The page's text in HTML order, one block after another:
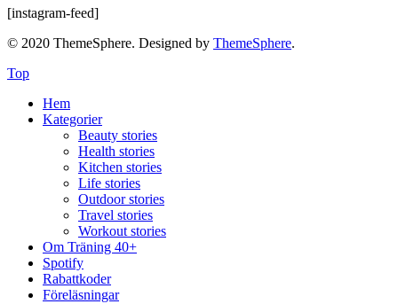
[instagram-feed]
© 2020 ThemeSphere. Designed by ThemeSphere.
Top
Hem
Kategorier
Beauty stories
Health stories
Kitchen stories
Life stories
Outdoor stories
Travel stories
Workout stories
Om Träning 40+
Spotify
Rabattkoder
Föreläsningar